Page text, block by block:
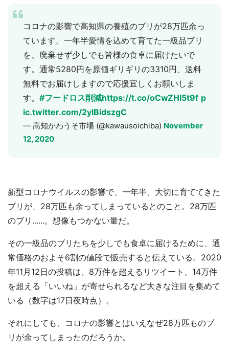
コロナの影響で高知県の養殖のブリが28万匹余っ
ています。一年半愛情を込めて育てた一級品ブリ
を、廃棄せず少しでも皆様の食卓に届けたいで
す。通常5280円を原価ギリギリの3310円、送料
無料でお届けしますので応援宜しくお願いしま
す。 #フードロス削減https://t.co/oCwZHl5t9f p
ic.twitter.com/2ylBidszgC
— 高知かわうそ市場 (@kawausoichiba) November
12, 2020
新型コロナウイルスの影響で、一年半、大切に育ててきた
ブリが、28万匹も余ってしまっているとのこと。28万匹
のブリ......。想像もつかない量だ。
その一級品のブリたちを少しでも食卓に届けるために、通
常価格のおよそ6割の値段で販売すると伝えている。2020
年11月12日の投稿は、8万件を超えるリツイート、14万件
を超える「いいね」が寄せられるなど大きな注目を集めて
いる（数字は17日夜時点）。
それにしても、コロナの影響とはいえなぜ28万匹ものブ
リが余ってしまったのだろうか。